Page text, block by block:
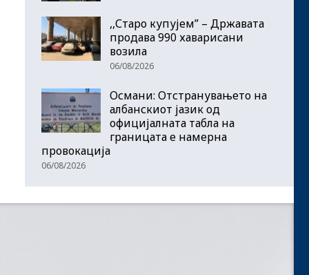
,,Старо купујем” – Државата
продава 990 хаварисани
возила
06/08/2026
Османи: Отстранувањето на
албанскиот јазик од
официјалната табла на
границата е намерна
провокација
06/08/2026